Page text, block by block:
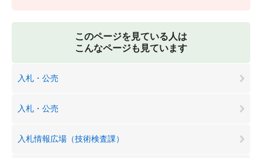
このページを見ている人は
こんなページも見ています
入札・公売
入札・公売
入札情報広場（技術検査課）